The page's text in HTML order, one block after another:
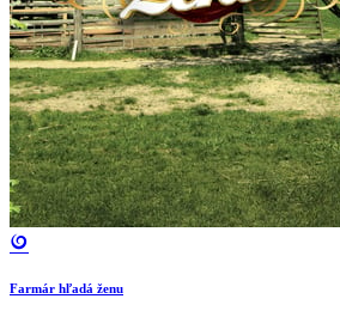
Farmár hľadá ženu